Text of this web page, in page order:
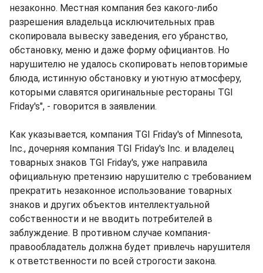
незаконно. Местная компания без какого-либо
разрешения владельца исключительных прав
скопировала вывеску заведения, его убранство,
обстановку, меню и даже форму официантов. Но
нарушителю не удалось скопировать неповторимые
блюда, истинную обстановку и уютную атмосферу,
которыми славятся оригинальные рестораны TGI
Friday's", - говорится в заявлении.
Как указывается, компания TGI Friday's of Minnesota,
Inc., дочерняя компания TGI Friday's Inc. и владелец
товарных знаков TGI Friday's, уже направила
официальную претензию нарушителю с требованием
прекратить незаконное использование товарных
знаков и других объектов интеллектуальной
собственности и не вводить потребителей в
заблуждение. В противном случае компания-
правообладатель должна будет привлечь нарушителя
к ответственности по всей строгости закона.